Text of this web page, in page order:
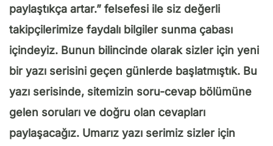
paylaştıkça artar.” felsefesi ile siz değerli
takipçilerimize faydalı bilgiler sunma çabası
içindeyiz. Bunun bilincinde olarak sizler için yeni
bir yazı serisini geçen günlerde başlatmıştık. Bu
yazı serisinde, sitemizin soru-cevap bölümüne
gelen soruları ve doğru olan cevapları
paylaşacağız. Umarız yazı serimiz sizler için